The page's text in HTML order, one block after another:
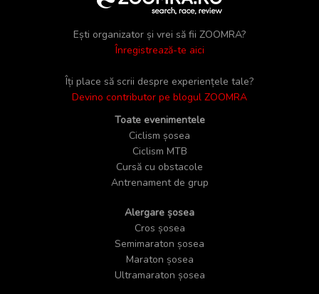
Ești organizator și vrei să fii ZOOMRA?
Înregistrează-te aici
Îți place să scrii despre experiențele tale?
Devino contributor pe blogul ZOOMRA
Toate evenimentele
Ciclism șosea
Ciclism MTB
Cursă cu obstacole
Antrenament de grup
Alergare șosea
Cros șosea
Semimaraton șosea
Maraton șosea
Ultramaraton șosea